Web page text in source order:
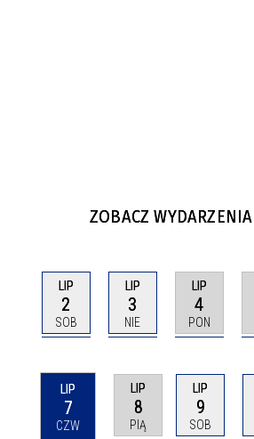
ZOBACZ
LIP
2
SOB
LIP
3
NIE
LIP
4
PON
LIP
7
CZW
LIP
8
PIĄ
LIP
9
SOB